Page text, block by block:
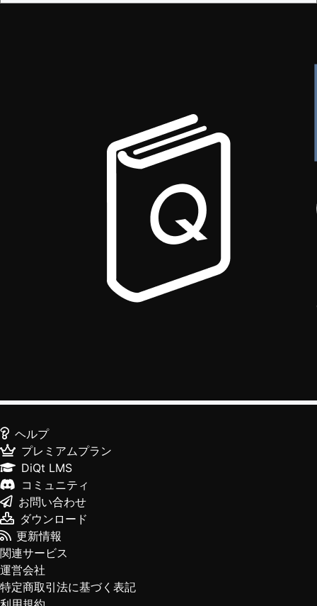
ヘルプ
プレミアムプラン
DiQt LMS
コミュニティ
お問い合わせ
ダウンロード
更新情報
関連サービス
運営会社
特定商取引法に基づく表記